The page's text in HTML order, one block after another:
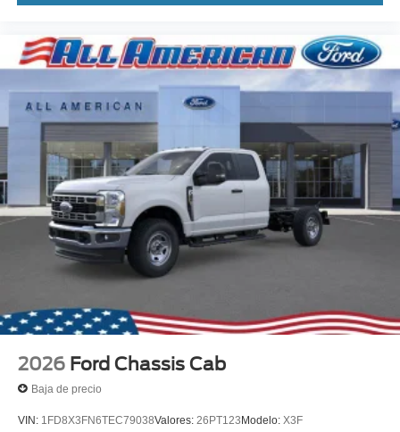
2026 Ford Chassis Cab
Baja de precio
VIN: 1FD8X3FN6TEC79038Valores: 26PT123Modelo: X3F